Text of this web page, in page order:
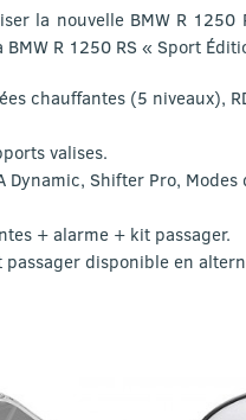
la nouvelle BMW R 1250
R 1250 RS « Sport
chauffantes (5 niveaux),
valises.
Shifter Pro, Modes
+ alarme + kit passager.
disponible en